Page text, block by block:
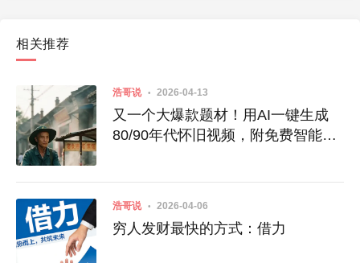
相关推荐
浩哥说 2026-04-13
又一个大爆款题材！用AI一键生成
80/90年代怀旧视频，附免费智能体
浩哥说 2026-04-06
穷人发财最快的方式：借力